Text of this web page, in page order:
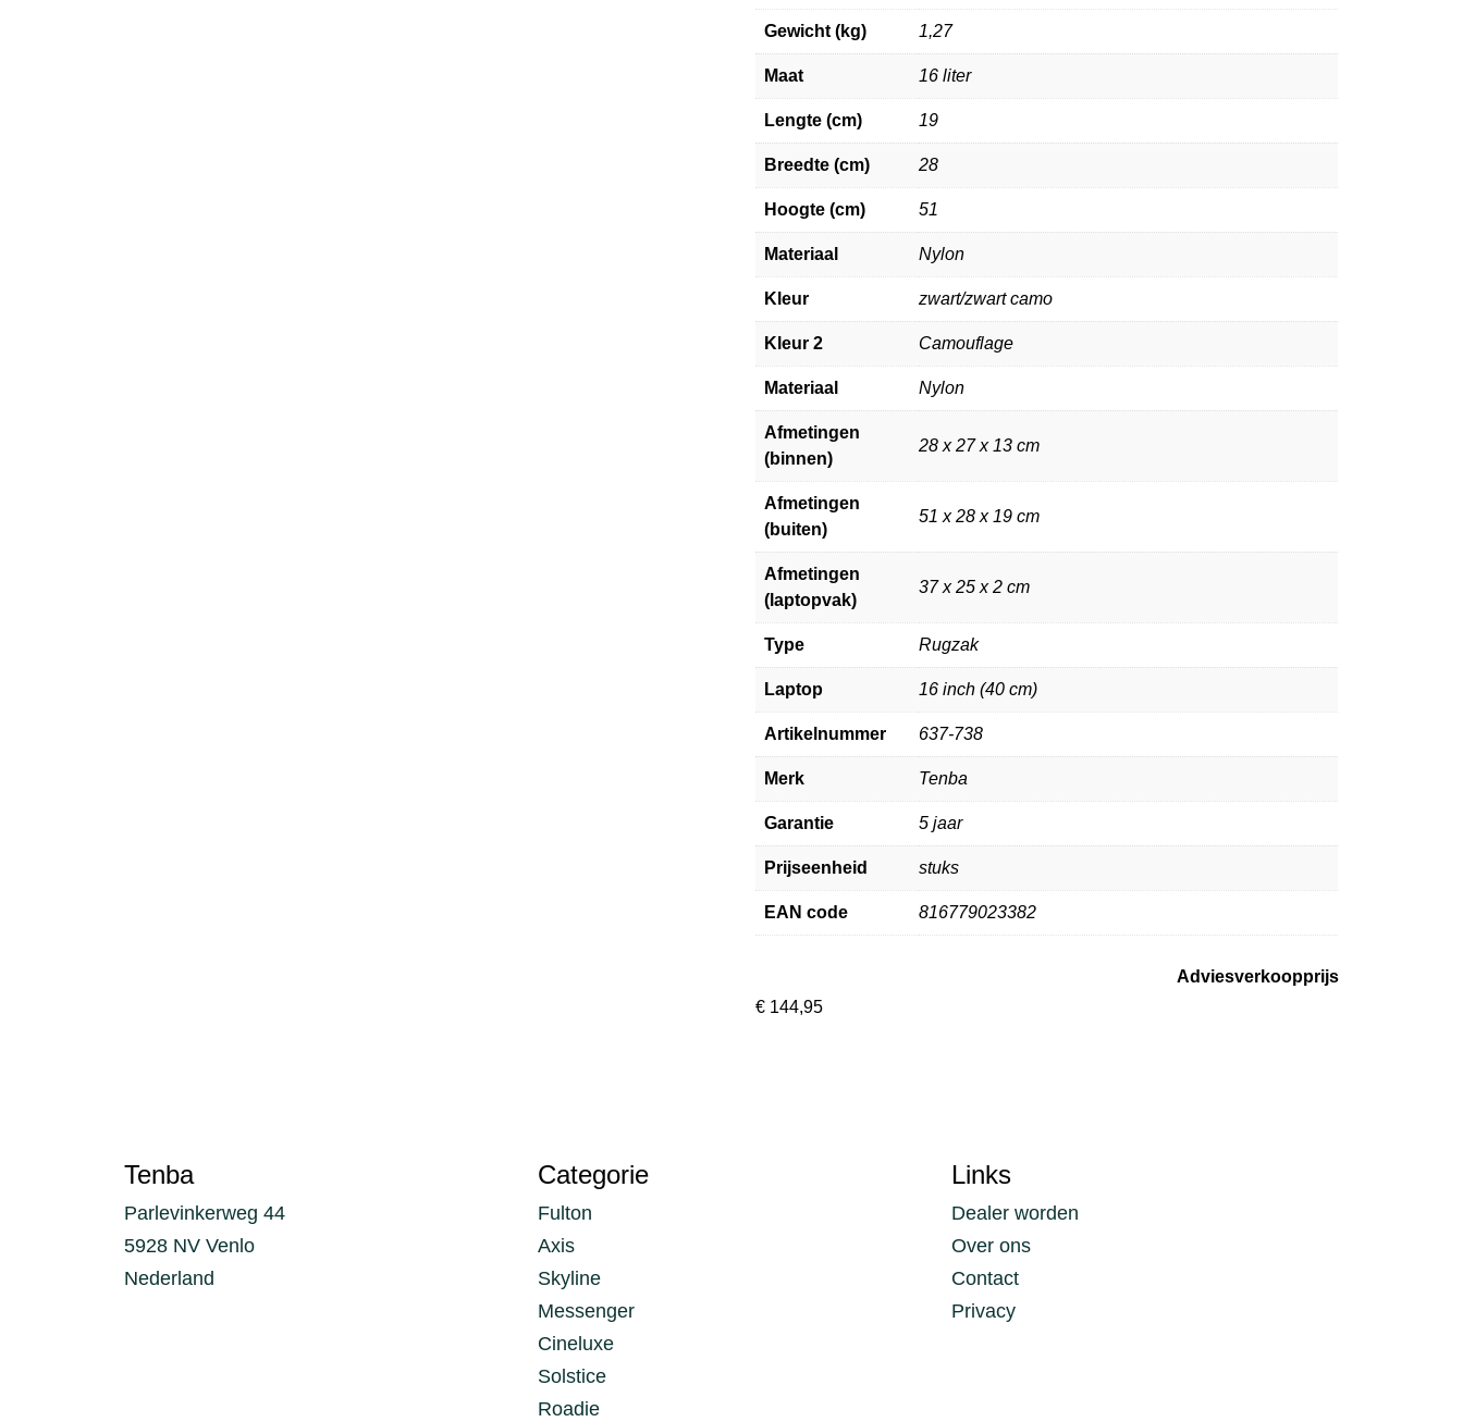
Gewicht (kg) 1,27
Maat 16 liter
Lengte (cm) 19
Breedte (cm) 28
Hoogte (cm) 51
Materiaal Nylon
Kleur zwart/zwart camo
Kleur 2 Camouflage
Materiaal Nylon
Afmetingen
(binnen)
28 x 27 x 13 cm
Afmetingen
(buiten)
51 x 28 x 19 cm
Afmetingen
(laptopvak)
37 x 25 x 2 cm
Type Rugzak
Laptop 16 inch (40 cm)
Artikelnummer 637-738
Merk Tenba
Garantie 5 jaar
Prijseenheid stuks
EAN code 816779023382
Adviesverkoopprijs
€ 144,95
Tenba
Parlevinkerweg 44
5928 NV Venlo
Nederland
Categorie
Fulton
Axis
Skyline
Messenger
Cineluxe
Solstice
Roadie
Links
Dealer worden
Over ons
Contact
Privacy